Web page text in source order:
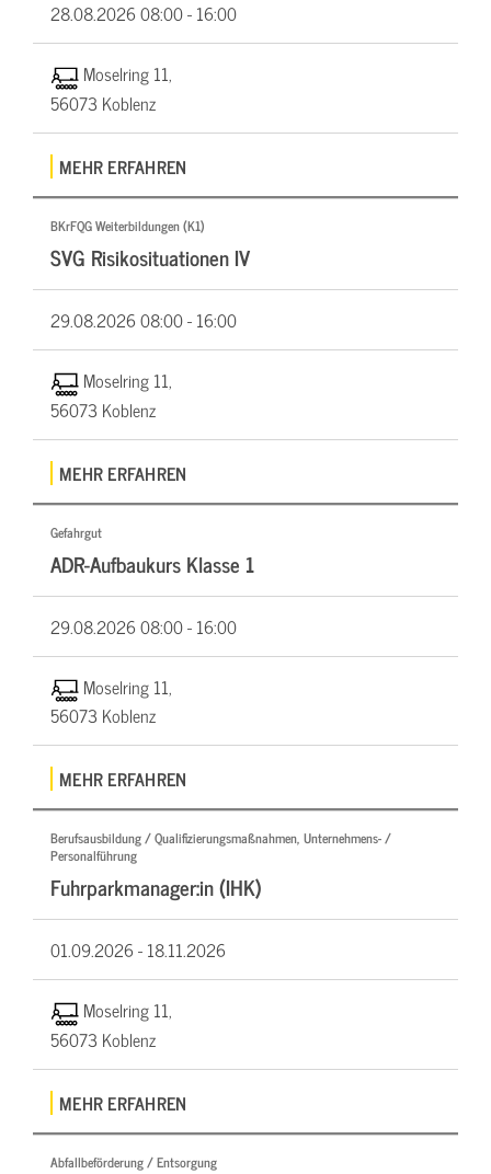
28.08.202608:00 - 16:00
Moselring 11,
56073 Koblenz
MEHR ERFAHREN
BKrFQG Weiterbildungen (K1)
SVG Risikosituationen IV
29.08.202608:00 - 16:00
Moselring 11,
56073 Koblenz
MEHR ERFAHREN
Gefahrgut
ADR-Aufbaukurs Klasse 1
29.08.202608:00 - 16:00
Moselring 11,
56073 Koblenz
MEHR ERFAHREN
Berufsausbildung / Qualifizierungsmaßnahmen, Unternehmens- /
Personalführung
Fuhrparkmanager:in (IHK)
01.09.2026 -18.11.2026
Moselring 11,
56073 Koblenz
MEHR ERFAHREN
Abfallbeförderung / Entsorgung